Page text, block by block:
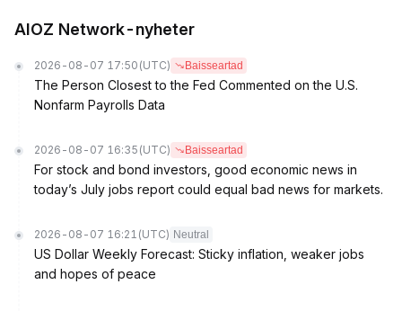
AIOZ Network-nyheter
2026-08-07 17:50 (UTC) Baisseartad
The Person Closest to the Fed Commented on the U.S.
Nonfarm Payrolls Data
2026-08-07 16:35 (UTC) Baisseartad
For stock and bond investors, good economic news in
today’s July jobs report could equal bad news for markets.
2026-08-07 16:21 (UTC) Neutral
US Dollar Weekly Forecast: Sticky inflation, weaker jobs
and hopes of peace